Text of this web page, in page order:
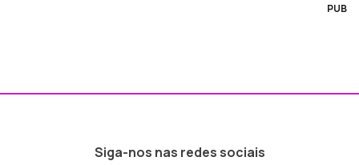
PUB
Siga-nos nas redes sociais